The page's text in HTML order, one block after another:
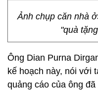
Ảnh chụp căn nhà
"quà
Ông Dian Purna
kế hoạch này, nói với
quảng cáo của ông